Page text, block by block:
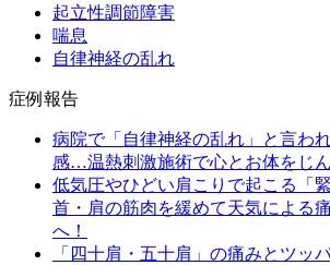
起立性調節障害
喘息
自律神経の乱れ
症例報告
病院で「自律神経の乱れ」と言わ
感…温熱刺激施術で心とお体をじん
低気圧やひどい肩こりで起こる「
首・肩の筋肉を緩めて天気による
へ！
「四十肩・五十肩」の痛みとツッ